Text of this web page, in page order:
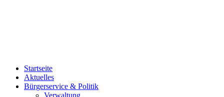
Startseite
Aktuelles
Bürgerservice & Politik
Verwaltung